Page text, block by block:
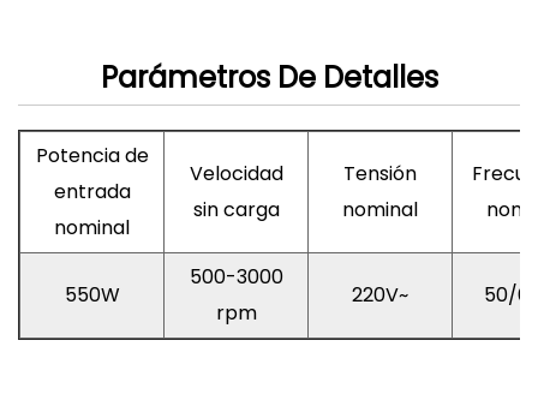
Parámetros De Detalles
Potencia de
entrada
nominal
Velocidad
sin carga
Tensión
nominal
550W
500-3000
rpm
220V~ 50/